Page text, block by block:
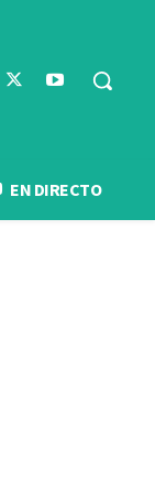
EN DIRECTO